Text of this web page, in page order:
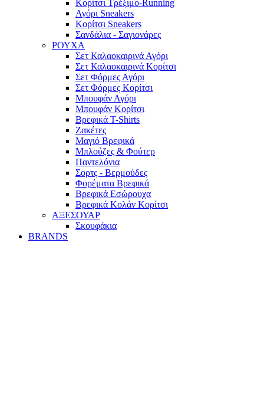
Κορίτσι Τρέξιμο-Running
Αγόρι Sneakers
Κορίτσι Sneakers
Σανδάλια - Σαγιονάρες
ΡΟΥΧΑ
Σετ Καλαοκαιρινά Αγόρι
Σετ Καλαοκαιρινά Κορίτσι
Σετ Φόρμες Αγόρι
Σετ Φόρμες Κορίτσι
Mπουφάν Αγόρι
Mπουφάν Κορίτσι
Βρεφικά T-Shirts
Ζακέτες
Μαγιό Βρεφικά
Mπλούζες & Φούτερ
Παντελόνια
Σορτς - Βερμούδες
Φορέματα Βρεφικά
Βρεφικά Εσώρουχα
Βρεφικά Κολάν Κορίτσι
ΑΞΕΣΟΥΑΡ
Σκουφάκια
BRANDS